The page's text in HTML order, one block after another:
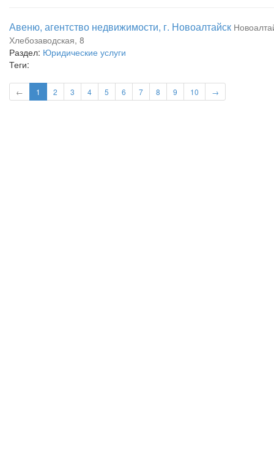
Авеню, агентство недвижимости, г. Новоалтайск
Хлебозаводская, 8
Раздел: Юридические услуги
Теги:
← 1 2 3 4 5 6 7 8 9 10 →